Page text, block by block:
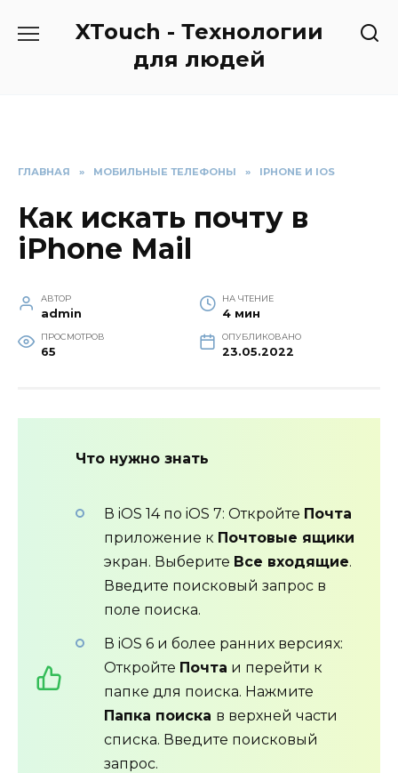
XTouch - Технологии
для людей
ГЛАВНАЯ » МОБИЛЬНЫЕ ТЕЛЕФОНЫ » IPHONE И IOS
Как искать почту в
iPhone Mail
АВТОР
admin
НА ЧТЕНИЕ
4 мин
ПРОСМОТРОВ
65
ОПУБЛИКОВАНО
23.05.2022
Что нужно знать
В iOS 14 по iOS 7: Откройте Почта
приложение к Почтовые ящики
экран. Выберите Все входящие.
Введите поисковый запрос в
поле поиска.
В iOS 6 и более ранних версиях:
Откройте Почта и перейти к
папке для поиска. Нажмите
Папка поиска в верхней части
списка. Введите поисковый
запрос.